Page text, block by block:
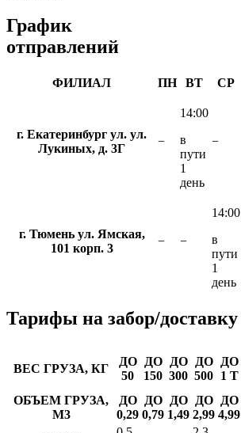
График
отправлений
ФИЛИАЛ ПН ВТ СР
г. Екатеринбург ул. ул.
Лукиных, д. 3Г
−
14:00
в
пути
1
день
−
г. Тюмень ул. Ямская,
101 корп. 3
− −
14:00
в
пути
1
день
Тарифы на забор/доставку
ВЕС ГРУЗА, КГ
ДО
50
ДО
150
ДО
300
ДО
500
ДО
1 Т
ОБЪЕМ ГРУЗА,
М3
ДО
0,29
ДО
0,79
ДО
1,49
ДО
2,99
ДО
4,99